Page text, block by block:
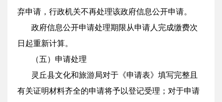
弃申请，行政机关不再处理该政府信息公开申请。
政府信息公开申请处理期限从申请人完成缴费次
日起重新计算。
（五）申请处理
灵丘县文化和旅游局对于《申请表》填写完整且
有关证明材料齐全的申请将予以登记受理；对于申请